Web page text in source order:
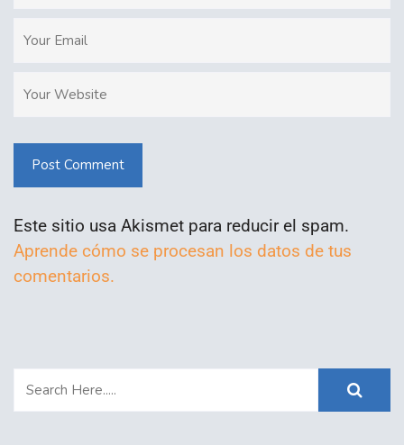
Post Comment
Este sitio usa Akismet para reducir el spam.
Aprende cómo se procesan los datos de tus
comentarios.